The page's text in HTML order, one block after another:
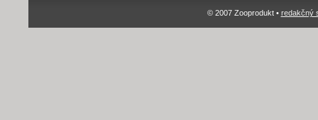
© 2007 Zooprodukt • redakčný